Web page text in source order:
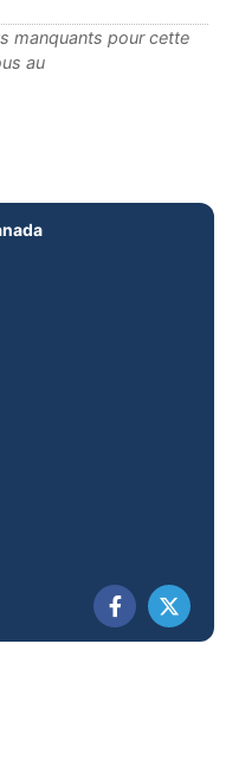
manquants pour cette
au